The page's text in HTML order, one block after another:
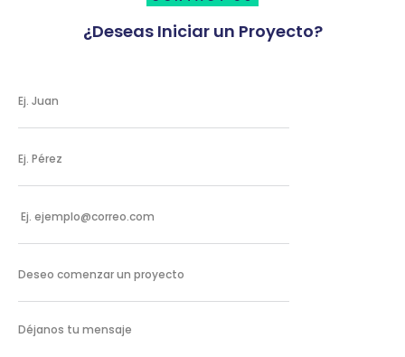
¿Deseas Iniciar un Proyecto?